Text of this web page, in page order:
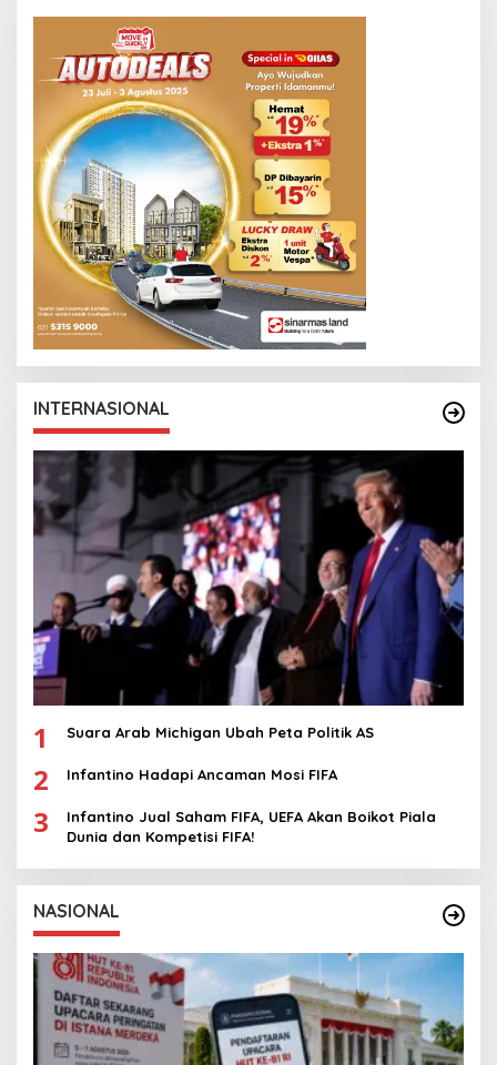
INTERNASIONAL
1 Suara Arab Michigan Ubah Peta Politik AS
2 Infantino Hadapi Ancaman Mosi FIFA
3
Infantino Jual Saham FIFA, UEFA Akan Boikot Piala
Dunia dan Kompetisi FIFA!
NASIONAL